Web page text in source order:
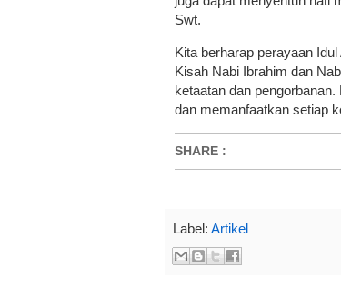
Swt.
Kita berharap perayaan
Kisah Nabi Ibrahim dan
ketaatan dan
dan memanfaatkan setiap
SHARE :
Label: Artikel